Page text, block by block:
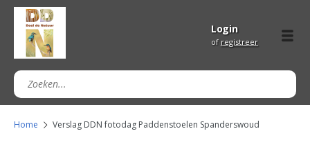
Login
of registreer
Home Verslag DDN fotodag Paddenstoelen Spanderswoud